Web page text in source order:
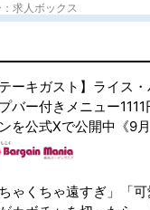
求人ボックス
テーキガスト】ライス
バー付きメニュー
を公式Xで公開中《9
ちゃくちゃ遠すぎ」「